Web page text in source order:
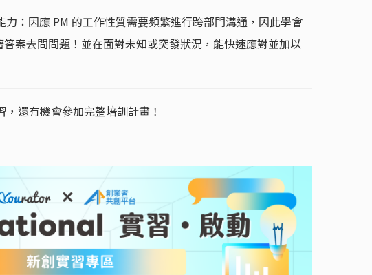
：因應 PM 的工作性質需要頻繁進行跨部門溝通，因此學會
案去問問題！並在面對未知或突發狀況，能快速應對並加以
還有機會參加完整培訓計畫！